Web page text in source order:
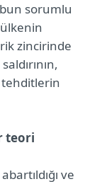
sorumlu
zincirinde
tehditlerin
teori
ve